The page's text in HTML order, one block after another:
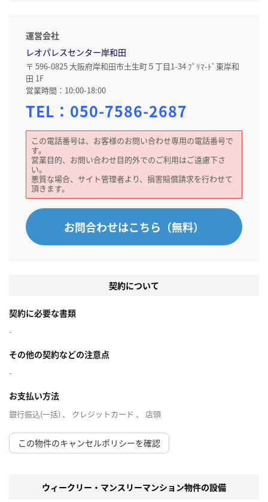
運営会社
レオパレスセンター岸和田
〒 596-0825 大阪府岸和田市土生町５丁目1-34 ﾌﾟﾘﾏ-ﾄﾞ東岸和
田 1F
営業時間：10:00-18:00
TEL： 050-7586-2687
この電話番号は、お客様のお問い合わせ専用の電話番号で
す。
営業目的、お問い合わせ目的外でのご利用はご遠慮下さ
い。
悪質な場合、サイト管理者より、損害賠償請求を行わせて
頂きます。
お問合わせはこちら（無料）
契約について
契約に必要な書類
-
その他の契約などの注意点
-
お支払い方法
銀行振込(一括) 、 クレジットカード 、 店頭
この物件のキャンセルポリシーを確認
ウィークリー・マンスリーマンション物件の設備